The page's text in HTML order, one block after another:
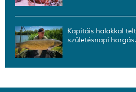
Kapitáis halakkal
születésnapi